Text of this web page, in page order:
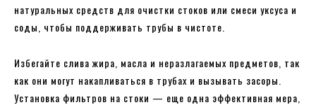
натуральных средств для очистки стоков или смеси уксуса и
соды, чтобы поддерживать трубы в чистоте.
Избегайте слива жира, масла и неразлагаемых предметов, так
как они могут накапливаться в трубах и вызывать засоры.
Установка фильтров на стоки — еще одна эффективная мера,